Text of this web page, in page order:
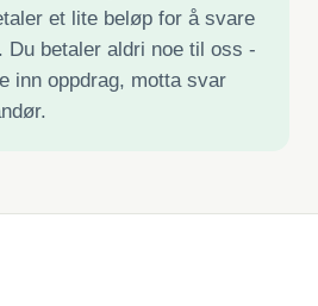
et lite beløp for å svare
Du betaler aldri noe til oss -
inn oppdrag, motta svar